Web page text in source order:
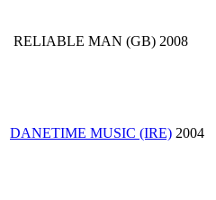
RELIABLE MAN (GB) 2008
DANETIME MUSIC (IRE) 2004